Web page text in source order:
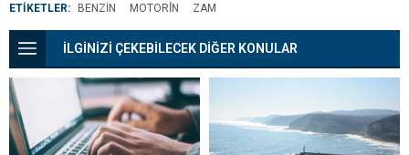
ETİKETLER: BENZIN MOTORİN ZAM
İLGİNİZİ ÇEKEBİLECEK DİĞER KONULAR